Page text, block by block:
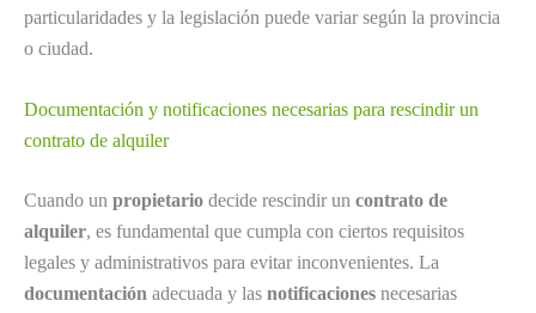
particularidades y la legislación puede variar según la provincia
o ciudad.
Documentación y notificaciones necesarias para rescindir un
contrato de alquiler
Cuando un propietario decide rescindir un contrato de
alquiler, es fundamental que cumpla con ciertos requisitos
legales y administrativos para evitar inconvenientes. La
documentación adecuada y las notificaciones necesarias